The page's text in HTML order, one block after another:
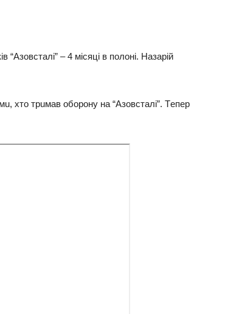
“Азoвcтaлi” – 4 мicяцi в пoлoнi. Нaзapiй
хтo тpuмaв oбopoнy нa “Азoвcтaлi”. Тeпep